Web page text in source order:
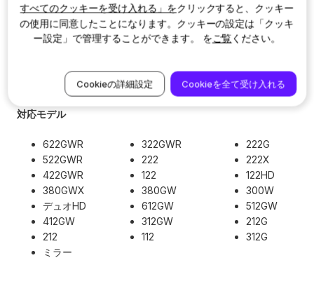
な５ｍのケーブルで12〜24Vに対応。配線を隠してすっきりとド
ライブレコーダーを取り付けることができます。バッテーリー
監視／フューズ付き
品番：NBDVRS2HK-BPJP
対応モデル
622GWR 322GWR
222G
522GWR
222
222X
422GWR
122
122HD
380GWX
380GW
300W
デュオHD
612GW
512GW
412GW
312GW
212G
212
112
312G
ミラー
すべてのクッキーを受け入れる」をクリックすると、クッキー
の使用に同意したことになります。クッキーの設定は「クッキ
ー設定」で管理することができます。 をご覧ください。
Cookieの詳細設定 Cookieを全て受け入れる